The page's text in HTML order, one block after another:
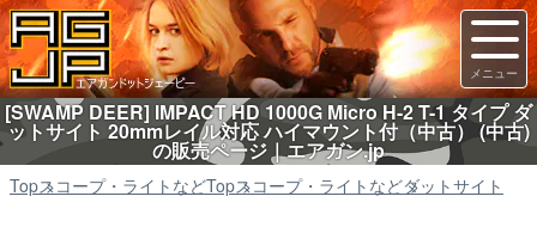
[SWAMP DEER] IMPACT HD 1000G Micro H-2 T-1 タイプ ダ
ットサイト 20mmレイル対応 ハイマウント付（中古） (中古)
の販売ページ｜エアガン.jp
Topスコープ・ライトなどTopスコープ・ライトなどダットサイト